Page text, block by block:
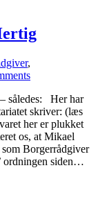
,
således: Her har
skriver: (læs
her er plukket
os, at Mikael
Borgerrådgiver
ordningen siden…